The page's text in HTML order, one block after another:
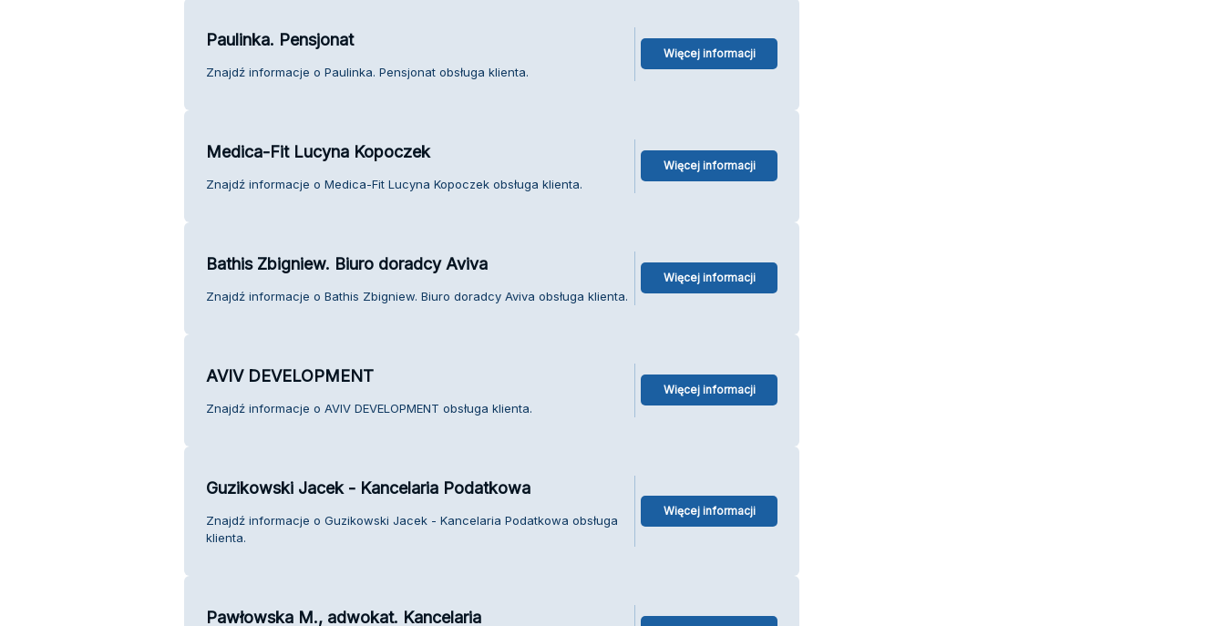
Paulinka. Pensjonat
Znajdź informacje o Paulinka. Pensjonat obsługa klienta.
Więcej informacji
Medica-Fit Lucyna Kopoczek
Znajdź informacje o Medica-Fit Lucyna Kopoczek obsługa klienta.
Więcej informacji
Bathis Zbigniew. Biuro doradcy Aviva
Znajdź informacje o Bathis Zbigniew. Biuro doradcy Aviva obsługa klienta.
Więcej informacji
AVIV DEVELOPMENT
Znajdź informacje o AVIV DEVELOPMENT obsługa klienta.
Więcej informacji
Guzikowski Jacek - Kancelaria Podatkowa
Znajdź informacje o Guzikowski Jacek - Kancelaria Podatkowa obsługa
klienta.
Więcej informacji
Pawłowska M., adwokat. Kancelaria